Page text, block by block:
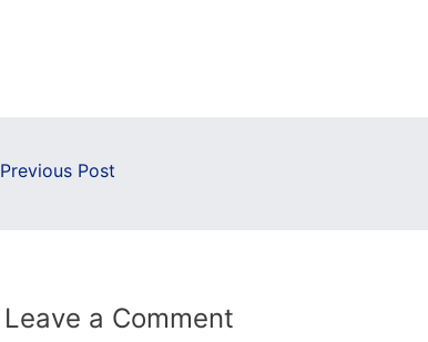
Previous Post
Leave a Comment